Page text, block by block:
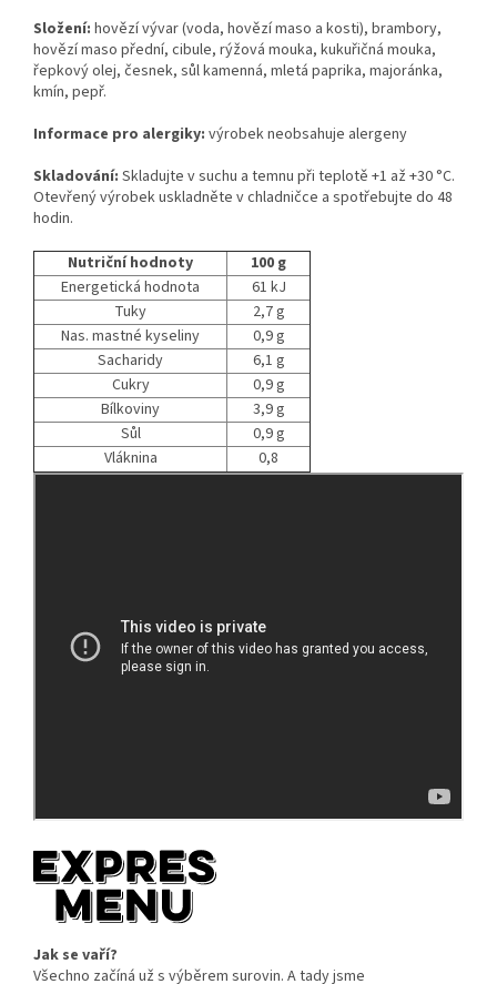
Složení: hovězí vývar (voda, hovězí maso a kosti), brambory,
hovězí maso přední, cibule, rýžová mouka, kukuřičná mouka,
řepkový olej, česnek, sůl kamenná, mletá paprika, majoránka,
kmín, pepř.
Informace pro alergiky: výrobek neobsahuje alergeny
Skladování: Skladujte v suchu a temnu při teplotě +1 až +30 °C.
Otevřený výrobek uskladněte v chladničce a spotřebujte do 48
hodin.
Nutriční hodnoty
100 g
Energetická hodnota
61 kJ
Tuky
2,7 g
Nas. mastné kyseliny
0,9 g
Sacharidy
6,1 g
Cukry
0,9 g
Bílkoviny
3,9 g
Sůl
0,9 g
Vláknina
0,8
Jak se vaří?
Všechno začíná už s výběrem surovin. A tady jsme